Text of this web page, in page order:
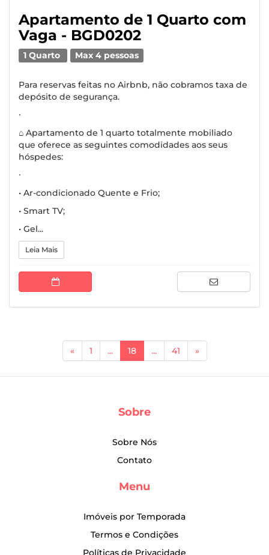
Apartamento de 1 Quarto com
Vaga - BGD0202
1 Quarto Max 4 pessoas
Para reservas feitas no Airbnb, não cobramos taxa de
depósito de segurança.
∙
⌂ Apartamento de 1 quarto totalmente mobiliado
que oferece as seguintes comodidades aos seus
hóspedes:
∙
• Ar-condicionado Quente e Frio;
• Smart TV;
• Gel...
Leia Mais
« 1 ... 18(current)
... 41 »
Sobre
Sobre Nós
Contato
Menu
Imóveis por Temporada
Termos e Condições
Políticas de Privacidade